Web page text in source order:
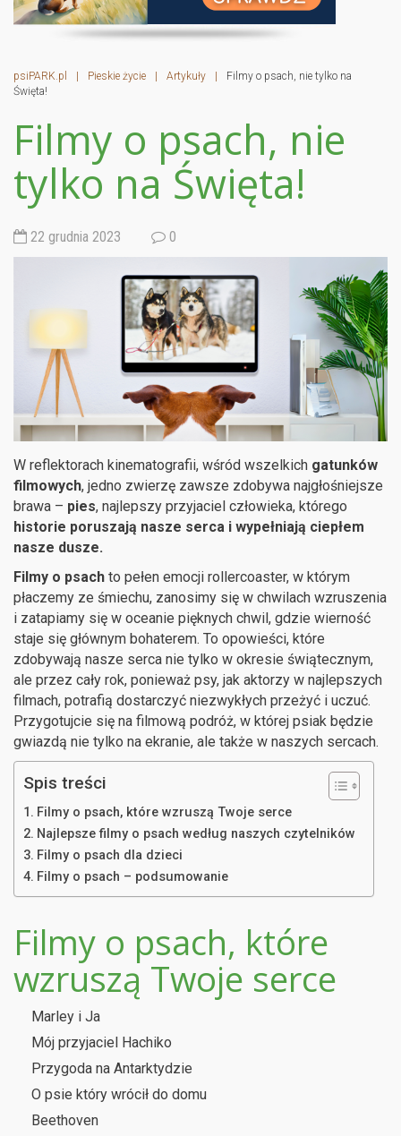
psiPARK.pl | Pieskie życie | Artykuły |
Filmy o psach, nie tylko na
Święta!
Filmy o psach, nie
tylko na Święta!
22 grudnia 2023 0
W reflektorach kinematografii, wśród wszelkich gatunków
filmowych, jedno zwierzę zawsze zdobywa najgłośniejsze
brawa – pies, najlepszy przyjaciel człowieka, którego
historie poruszają nasze serca i wypełniają ciepłem
nasze dusze.
Filmy o psach to pełen emocji rollercoaster, w którym
płaczemy ze śmiechu, zanosimy się w chwilach wzruszenia
i zatapiamy się w oceanie pięknych chwil, gdzie wierność
staje się głównym bohaterem. To opowieści, które
zdobywają nasze serca nie tylko w okresie świątecznym,
ale przez cały rok, ponieważ psy, jak aktorzy w najlepszych
filmach, potrafią dostarczyć niezwykłych przeżyć i uczuć.
Przygotujcie się na filmową podróż, w której psiak będzie
gwiazdą nie tylko na ekranie, ale także w naszych sercach.
Spis treści
Filmy o psach, które wzruszą Twoje serce
Najlepsze filmy o psach według naszych czytelników
Filmy o psach dla dzieci
Filmy o psach – podsumowanie
Filmy o psach, które
wzruszą Twoje serce
Marley i Ja
Mój przyjaciel Hachiko
Przygoda na Antarktydzie
O psie który wrócił do domu
Beethoven